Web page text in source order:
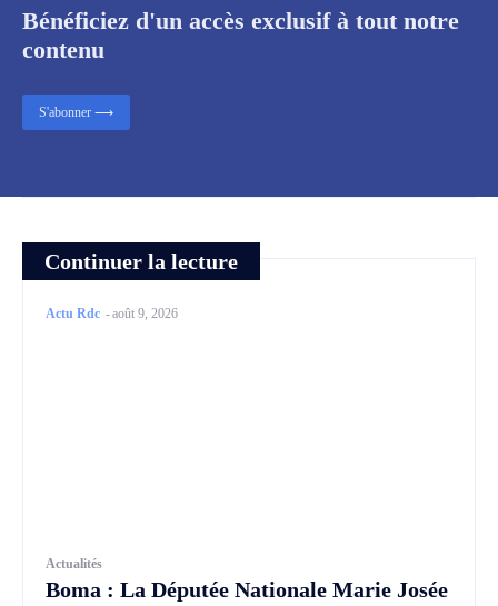
Continuer la lecture
Actu Rdc -août 9, 2026
Actualités
Boma : La Députée Nationale Marie Josée
Bénéficiez d'un accès exclusif à tout notre
contenu
S'abonner ⟶